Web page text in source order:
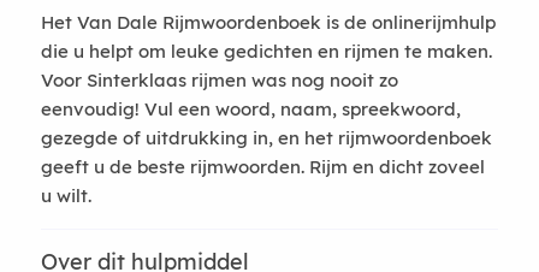
Het Van Dale Rijmwoordenboek is de onlinerijmhulp
die u helpt om leuke gedichten en rijmen te maken.
Voor Sinterklaas rijmen was nog nooit zo
eenvoudig! Vul een woord, naam, spreekwoord,
gezegde of uitdrukking in, en het rijmwoordenboek
geeft u de beste rijmwoorden. Rijm en dicht zoveel
u wilt.
Over dit hulpmiddel